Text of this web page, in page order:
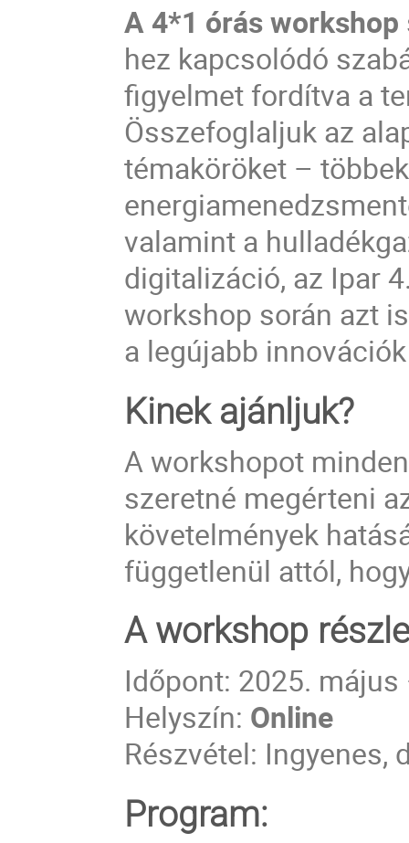
A 4*1 órás workshop
hez kapcsolódó
figyelmet fordítva a
Összefoglaljuk az
témaköröket –
valamint a
digitalizáció, az Ipar
workshop során azt
a legújabb
Kinek ajánljuk?
A workshopot
szeretné megérteni
követelmények
függetlenül attól,
A workshop
Időpont: 2025.
Helyszín: Online
Részvétel: Ingyenes,
Program: